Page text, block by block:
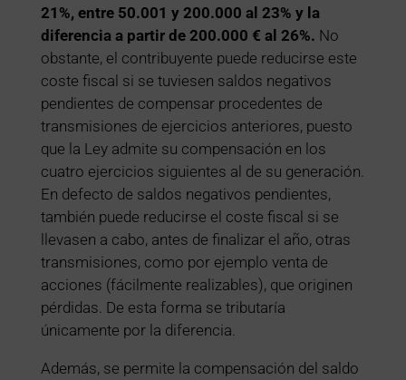
21%, entre 50.001 y 200.000 al 23% y la
diferencia a partir de 200.000 € al 26%. No
obstante, el contribuyente puede reducirse este
coste fiscal si se tuviesen saldos negativos
pendientes de compensar procedentes de
transmisiones de ejercicios anteriores, puesto
que la Ley admite su compensación en los
cuatro ejercicios siguientes al de su generación.
En defecto de saldos negativos pendientes,
también puede reducirse el coste fiscal si se
llevasen a cabo, antes de finalizar el año, otras
transmisiones, como por ejemplo venta de
acciones (fácilmente realizables), que originen
pérdidas. De esta forma se tributaría
únicamente por la diferencia.
Además, se permite la compensación del saldo